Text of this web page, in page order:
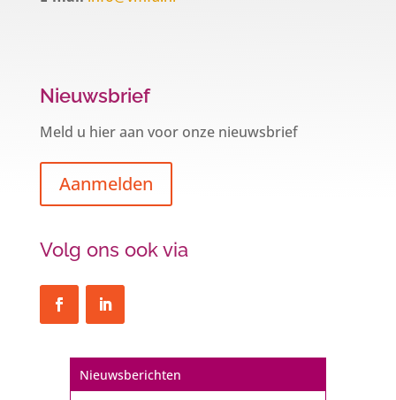
Nieuwsbrief
Meld u hier aan voor onze nieuwsbrief
Aanmelden
Volg ons ook via
Nieuwsberichten